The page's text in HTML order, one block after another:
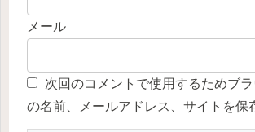
メール
次回のコメントで使用するためブ
の名前、メールアドレス、サイトを保